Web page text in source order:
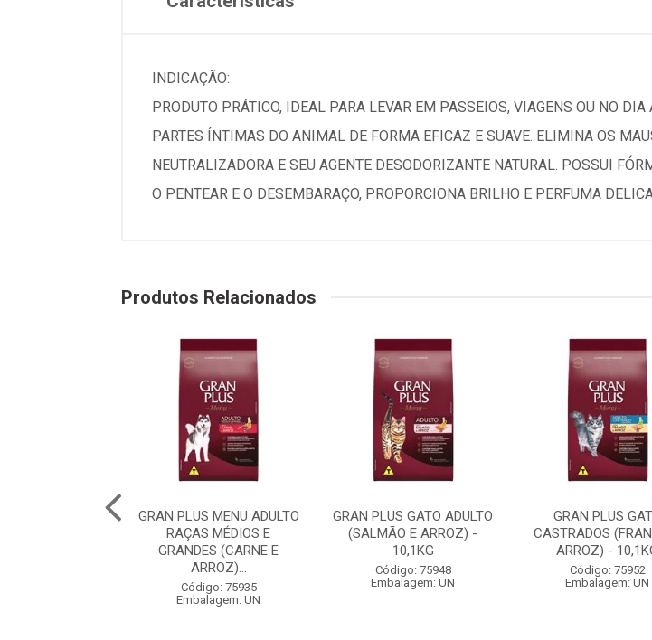
INDICAÇÃO:
PRODUTO PRÁTICO, IDEAL PARA LEVAR EM PASSEIOS, VIAGENS OU NO
PARTES ÍNTIMAS DO ANIMAL DE FORMA EFICAZ E SUAVE. ELIMINA OS
NEUTRALIZADORA E SEU AGENTE DESODORIZANTE NATURAL. POSSUI
O PENTEAR E O DESEMBARAÇO, PROPORCIONA BRILHO E PERFUMA
Produtos Relacionados
GRAN PLUS MENU ADULTO
RAÇAS MÉDIOS E
GRANDES (CARNE E
ARROZ)...
Código: 75935
Embalagem: UN
GRAN PLUS GATO ADULTO
(SALMÃO E ARROZ) -
10,1KG
Código: 75948
Embalagem: UN
GRAN PLUS
CASTRADOS
ARROZ) -
Código: 75952
Embalagem: UN